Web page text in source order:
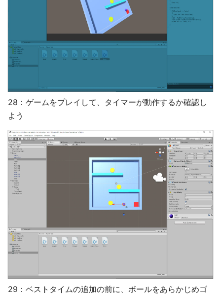
28：ゲームをプレイして、タイマーが動作するか確認し
よう
29：ベストタイムの追加の前に、ボールをあらかじめゴ